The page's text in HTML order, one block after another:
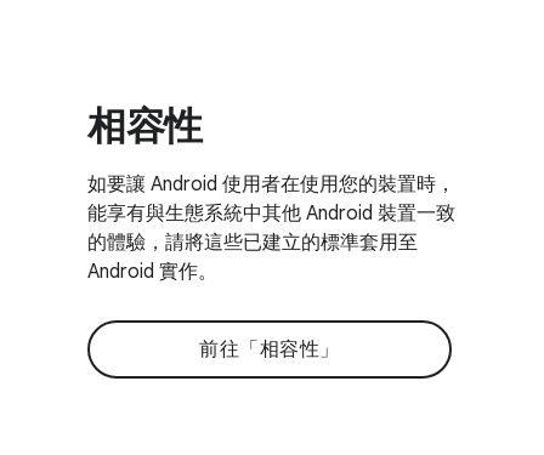
相容性
如要讓 Android 使用者在使用您的裝置時，
能享有與生態系統中其他 Android 裝置一致
的體驗，請將這些已建立的標準套用至
Android 實作。
前往「相容性」